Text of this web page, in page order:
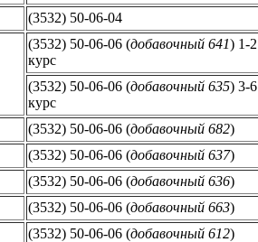
(3532) 50-06-04
(3532) 50-06-06 (добавочный 641) 1-2
курс
(3532) 50-06-06 (добавочный 635) 3-6
курс
(3532) 50-06-06 (добавочный 682)
(3532) 50-06-06 (добавочный 637)
(3532) 50-06-06 (добавочный 636)
(3532) 50-06-06 (добавочный 663)
(3532) 50-06-06 (добавочный 612)